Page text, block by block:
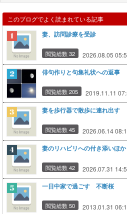
このブログでよく読まれている記事
妻、訪問診療を受診
閲覧総数 32 2026.08.05
俳句作りと句集礼状への返事
閲覧総数 205 2019.11.11
妻を歩行器で散歩に連れ出す
閲覧総数 45 2026.06.14
妻のリハビリへの付き添いほか
閲覧総数 42 2026.07.31
一日中家で過ごす 不断桜
閲覧総数 50 2013.01.31